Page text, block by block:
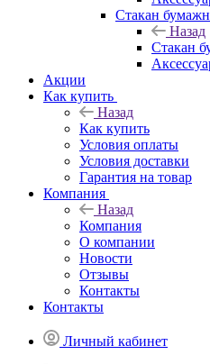
Стакан
Назад
Стакан
Акции
Как купить
Назад
Как купить
Условия оплаты
Условия доставки
Гарантия на товар
Компания
Назад
Компания
О компании
Новости
Отзывы
Контакты
Контакты
Личный кабинет